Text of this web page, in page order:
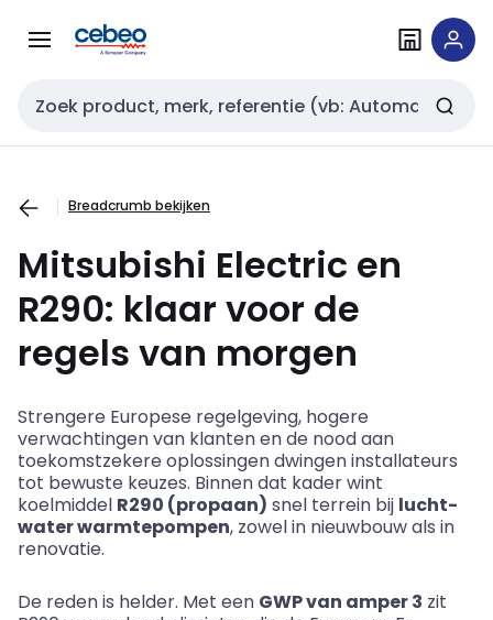
naar
naar
Zoekveld invoer
Breadcrumb bekijken
Mitsubishi Electric en
R290: klaar voor de
regels van morgen
Strengere Europese regelgeving, hogere
verwachtingen van klanten en de nood aan
toekomstzekere oplossingen dwingen installateurs
tot bewuste keuzes. Binnen dat kader wint
koelmiddel R290 (propaan) snel terrein bij lucht-
water warmtepompen, zowel in nieuwbouw als in
renovatie.
De reden is helder. Met een GWP van amper 3 zit